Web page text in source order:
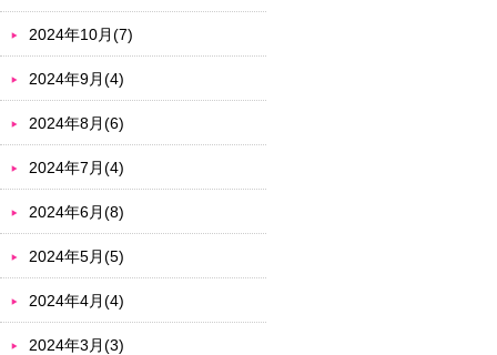
2024年10月(7)
2024年9月(4)
2024年8月(6)
2024年7月(4)
2024年6月(8)
2024年5月(5)
2024年4月(4)
2024年3月(3)